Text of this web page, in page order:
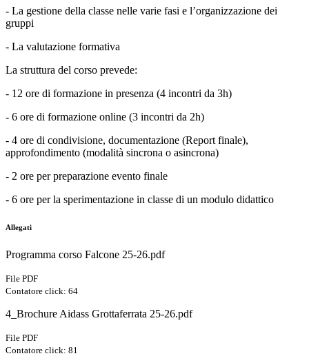
- La gestione della classe nelle varie fasi e l’organizzazione dei
gruppi
- La valutazione formativa
La struttura del corso prevede:
- 12 ore di formazione in presenza (4 incontri da 3h)
- 6 ore di formazione online (3 incontri da 2h)
- 4 ore di condivisione, documentazione (Report finale),
approfondimento (modalità sincrona o asincrona)
- 2 ore per preparazione evento finale
- 6 ore per la sperimentazione in classe di un modulo didattico
Allegati
Programma corso Falcone 25-26.pdf
File PDF
Contatore click: 64
4_Brochure Aidass Grottaferrata 25-26.pdf
File PDF
Contatore click: 81